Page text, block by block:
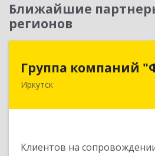
Ближайшие
регионов
Группа компаний
Иркутск
Клиентов на
Группа
664007, Иркутская обл,